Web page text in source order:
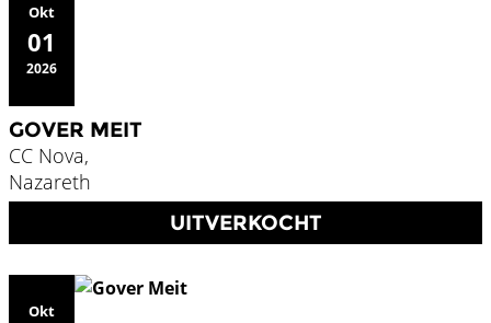
Okt
01
2026
GOVER MEIT
CC Nova,
Nazareth
UITVERKOCHT
Okt